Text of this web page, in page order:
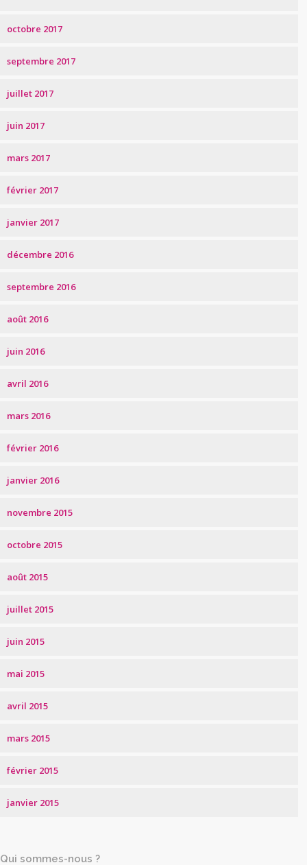
octobre 2017
septembre 2017
juillet 2017
juin 2017
mars 2017
février 2017
janvier 2017
décembre 2016
septembre 2016
août 2016
juin 2016
avril 2016
mars 2016
février 2016
janvier 2016
novembre 2015
octobre 2015
août 2015
juillet 2015
juin 2015
mai 2015
avril 2015
mars 2015
février 2015
janvier 2015
Qui sommes-nous ?